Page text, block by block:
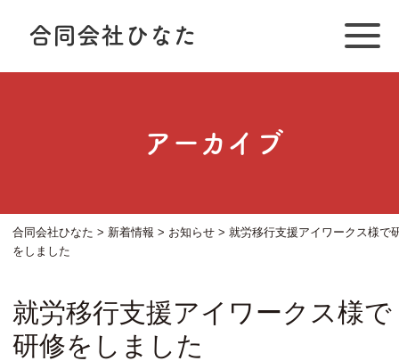
合同会社ひなた
アーカイブ
合同会社ひなた > 新着情報 > お知らせ >就労移行支援アイワークス様で
をしました
就労移行支援アイワークス様で
研修をしました